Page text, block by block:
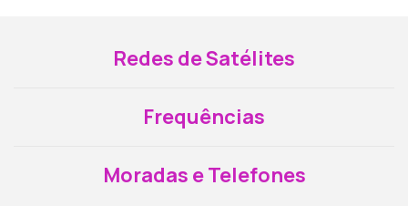
Redes de Satélites
Frequências
Moradas e Telefones